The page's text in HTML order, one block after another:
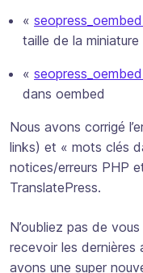
«
taille de la
«
dans oembed
Nous avons corrigé
links) et « mots clés
notices/erreurs PHP
TranslatePress.
N’oubliez pas de
recevoir les dernières
avons une super